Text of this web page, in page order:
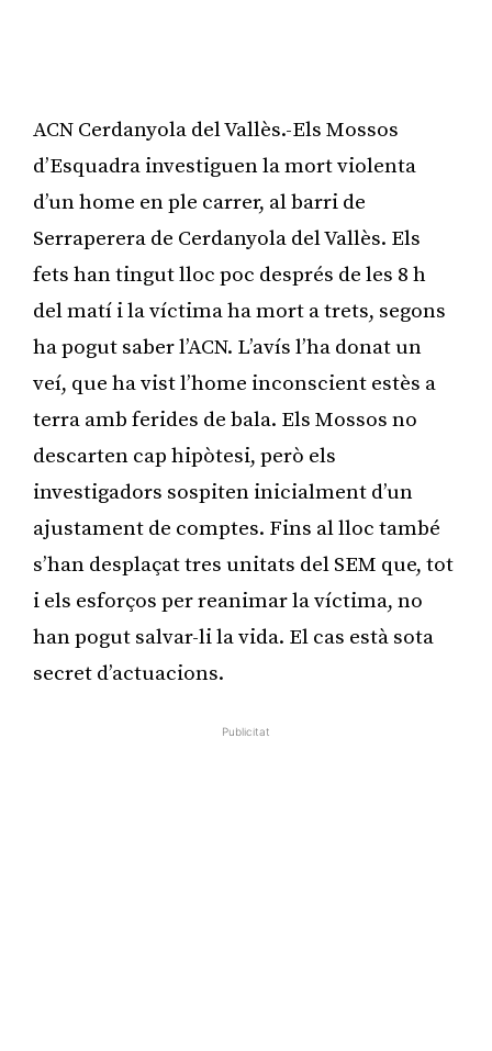
ACN Cerdanyola del Vallès.-Els Mossos
d’Esquadra investiguen la mort violenta
d’un home en ple carrer, al barri de
Serraperera de Cerdanyola del Vallès. Els
fets han tingut lloc poc després de les 8 h
del matí i la víctima ha mort a trets, segons
ha pogut saber l’ACN. L’avís l’ha donat un
veí, que ha vist l’home inconscient estès a
terra amb ferides de bala. Els Mossos no
descarten cap hipòtesi, però els
investigadors sospiten inicialment d’un
ajustament de comptes. Fins al lloc també
s’han desplaçat tres unitats del SEM que, tot
i els esforços per reanimar la víctima, no
han pogut salvar-li la vida. El cas està sota
secret d’actuacions.
Publicitat